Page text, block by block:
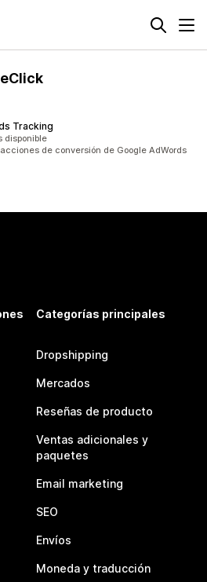
Tracking
disponible
de conversión de Google AdWords
Categorías principales
Dropshipping
Mercados
Reseñas de producto
Ventas adicionales y
paquetes
Email marketing
SEO
Envíos
Moneda y traducción